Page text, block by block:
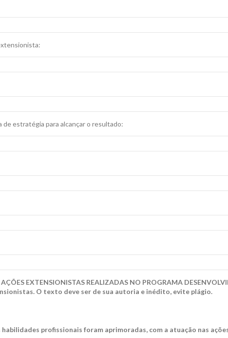
de estratégia para alcançar o resultado:
AÇÕES EXTENSIONISTAS REALIZADAS NO PROGRAMA
O texto deve ser de sua autoria e inédito, evite plágio.
habilidades profissionais foram aprimoradas, com a atuação nas